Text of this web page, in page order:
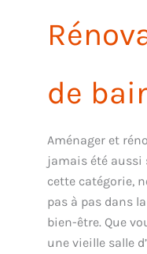
de
Aménager et
jamais été aussi
cette catégorie,
pas à pas dans
bien-être. Que
une vieille salle